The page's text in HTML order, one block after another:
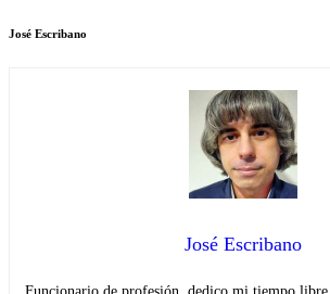
José Escribano
José Escribano